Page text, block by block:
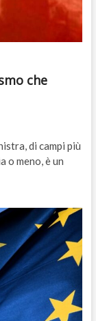
che
di campi più
o meno, è un